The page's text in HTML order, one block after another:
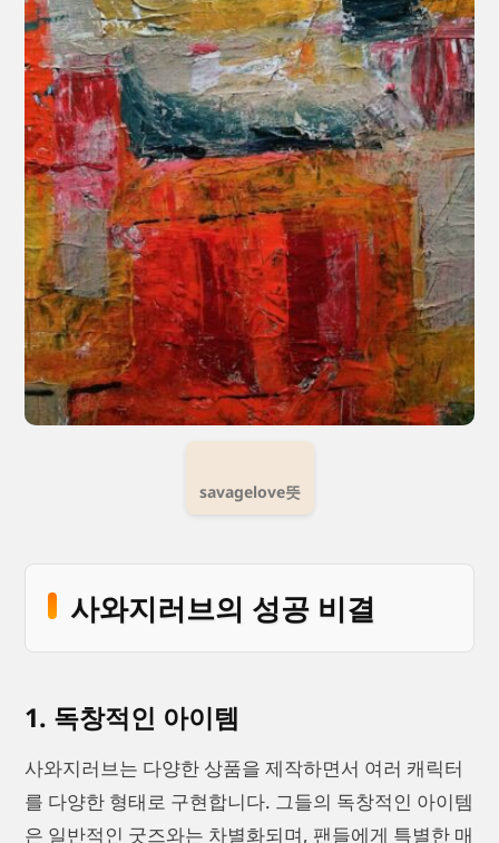
savagelove뜻
사와지러브의 성공 비결
1. 독창적인 아이템
사와지러브는 다양한 상품을 제작하면서 여러 캐릭터
를 다양한 형태로 구현합니다. 그들의 독창적인 아이템
은 일반적인 굿즈와는 차별화되며, 팬들에게 특별한 매